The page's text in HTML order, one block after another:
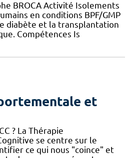
BROCA Activité Isolements
en conditions BPF/GMP
diabète et la transplantation
Compétences Is
et
? La Thérapie
se centre sur le
ce qui nous "coince" et